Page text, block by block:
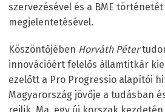
szervezésével és a BME
megjelentetésével.
Köszöntőjében Horváth Péter
innovációért felelős államtitkár
ezelőtt a Pro Progressio alapítói
Magyarország jövője a tudásban
rejlik. Ma, egy új korszak